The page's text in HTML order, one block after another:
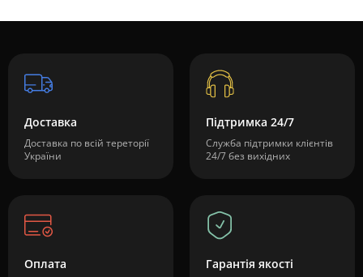
Доставка
Доставка по всій тереторії
України
Підтримка 24/7
Служба підтримки клієнтів
24/7 без вихідних
Оплата Гарантія якості